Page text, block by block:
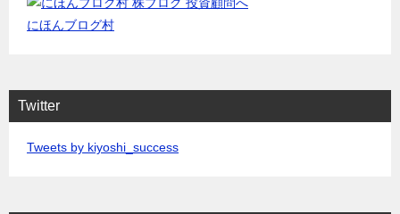
にほんブログ村
Twitter
Tweets by kiyoshi_success